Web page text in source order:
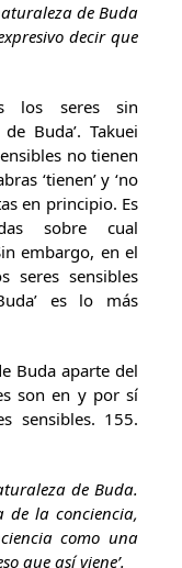
de Buda
decir que
los seres sin
Buda’. Takuei
no tienen
‘tienen’ y ‘no
en principio. Es
sobre cual
embargo, en el
seres sensibles
es lo más
Buda aparte del
son en y por sí
sensibles. 155.
de Buda.
de la conciencia,
como una
que así viene’.